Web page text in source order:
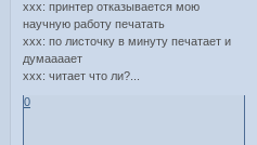
xхх: принтер отказывается мою
научную работу печатать
xxx: по листочку в минуту печатает и
думаааает
xxx: читает что ли?...
0